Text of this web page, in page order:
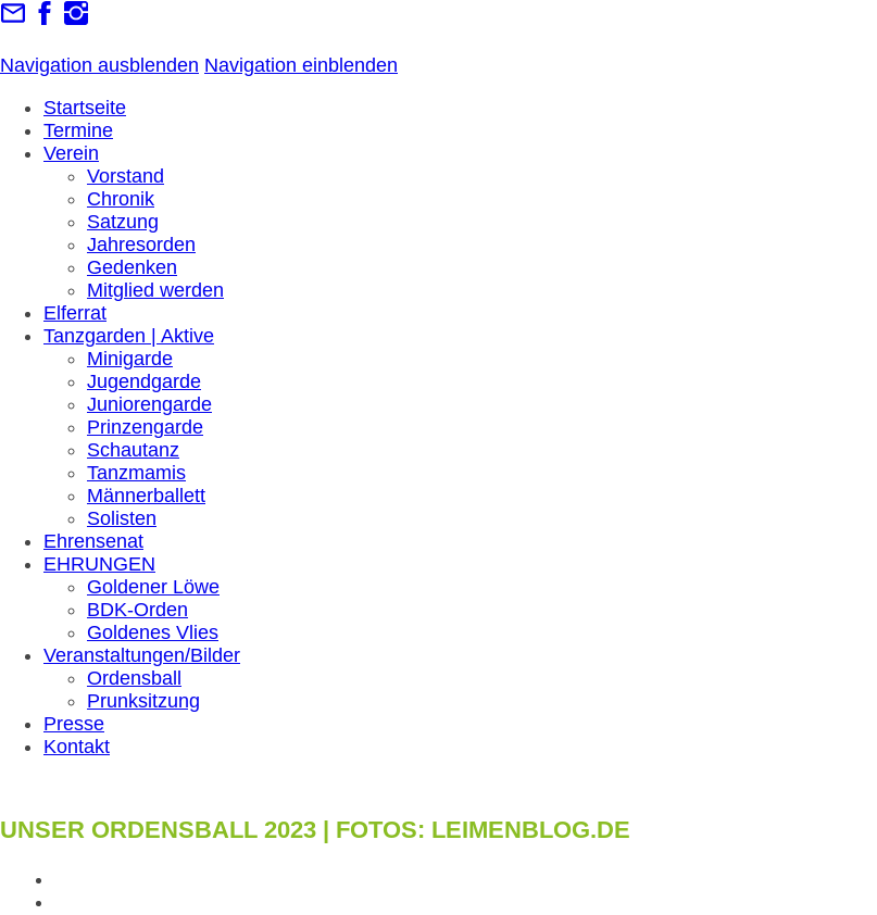
Navigation ausblenden Navigation einblenden
Startseite
Termine
Verein
Vorstand
Chronik
Satzung
Jahresorden
Gedenken
Mitglied werden
Elferrat
Tanzgarden | Aktive
Minigarde
Jugendgarde
Juniorengarde
Prinzengarde
Schautanz
Tanzmamis
Männerballett
Solisten
Ehrensenat
EHRUNGEN
Goldener Löwe
BDK-Orden
Goldenes Vlies
Veranstaltungen/Bilder
Ordensball
Prunksitzung
Presse
Kontakt
UNSER ORDENSBALL 2023 | FOTOS: LEIMENBLOG.DE